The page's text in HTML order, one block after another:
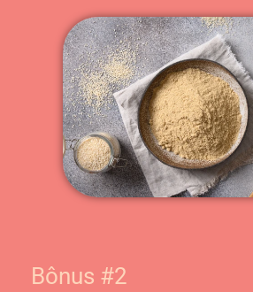
Bônus #2